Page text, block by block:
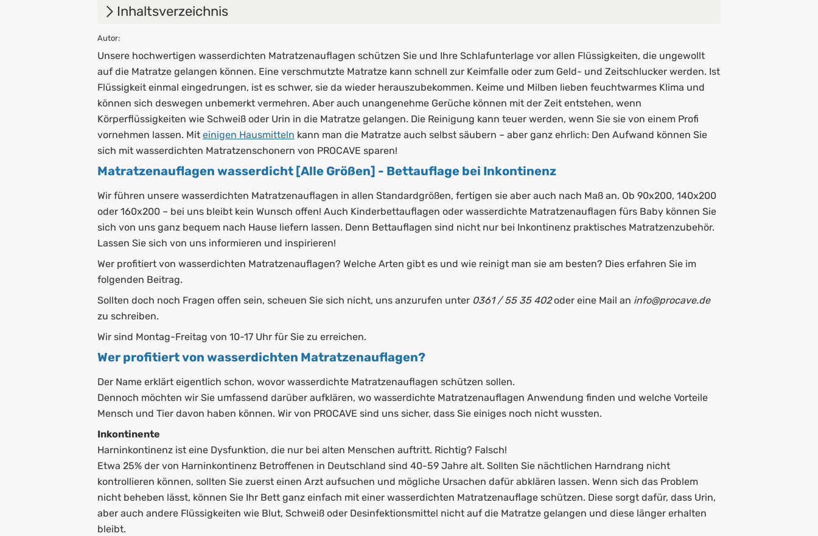
Inhaltsverzeichnis
1.
2.
Wer profitiert von wasserdichten Matratzenauflagen?
2.1 Inkontinente
2.2 Schwangere
2.4 Haustiere
2.5 Kranken- und Altenpfleger
Vorteile wasserdichter Matratzenauflagen
4.
Anwendung von wasserdichten Matratzenauflagen
5. Diese Arten haben wir im Sortiment
5.1 Stecklaken
5.2 Matratzenbezüge
7. Wasserdichte Matratzenauflagen als Schutz vor Flüssigkeiten
8.1 Auslüften
8.2 Waschen
9. Zusammenfassung
Autor:
Unsere hochwertigen wasserdichten Matratzenauflagen schützen Sie und Ihre Schlafunterlage vor allen Flüssigkeiten, die ungewollt
auf die Matratze gelangen können. Eine verschmutzte Matratze kann schnell zur Keimfalle oder zum Geld- und Zeitschlucker werden. Ist
Flüssigkeit einmal eingedrungen, ist es schwer, sie da wieder herauszubekommen. Keime und Milben lieben feuchtwarmes Klima und
können sich deswegen unbemerkt vermehren. Aber auch unangenehme Gerüche können mit der Zeit entstehen, wenn
Körperflüssigkeiten wie Schweiß oder Urin in die Matratze gelangen. Die Reinigung kann teuer werden, wenn Sie sie von einem Profi
vornehmen lassen. Mit einigen Hausmitteln kann man die Matratze auch selbst säubern – aber ganz ehrlich: Den Aufwand können Sie
sich mit wasserdichten Matratzenschonern von PROCAVE sparen!
Matratzenauflagen wasserdicht [Alle Größen] - Bettauflage bei Inkontinenz
Wir führen unsere wasserdichten Matratzenauflagen in allen Standardgrößen, fertigen sie aber auch nach Maß an. Ob 90x200, 140x200
oder 160x200 – bei uns bleibt kein Wunsch offen! Auch Kinderbettauflagen oder wasserdichte Matratzenauflagen fürs Baby können Sie
sich von uns ganz bequem nach Hause liefern lassen. Denn Bettauflagen sind nicht nur bei Inkontinenz praktisches Matratzenzubehör.
Lassen Sie sich von uns informieren und inspirieren!
Wer profitiert von wasserdichten Matratzenauflagen? Welche Arten gibt es und wie reinigt man sie am besten? Dies erfahren Sie im
folgenden Beitrag.
Sollten doch noch Fragen offen sein, scheuen Sie sich nicht, uns anzurufen unter 0361 / 55 35 402oder eine Mail an info@procave.de
zu schreiben.
Wir sind Montag-Freitag von 10-17 Uhr für Sie zu erreichen.
Wer profitiert von wasserdichten Matratzenauflagen?
Der Name erklärt eigentlich schon, wovor wasserdichte Matratzenauflagen schützen sollen.
Dennoch möchten wir Sie umfassend darüber aufklären, wo wasserdichte Matratzenauflagen Anwendung finden und welche Vorteile
Mensch und Tier davon haben können. Wir von PROCAVE sind uns sicher, dass Sie einiges noch nicht wussten.
Inkontinente
Harninkontinenz ist eine Dysfunktion, die nur bei alten Menschen auftritt. Richtig? Falsch!
Etwa 25% der von Harninkontinenz Betroffenen in Deutschland sind 40-59 Jahre alt. Sollten Sie nächtlichen Harndrang nicht
kontrollieren können, sollten Sie zuerst einen Arzt aufsuchen und mögliche Ursachen dafür abklären lassen. Wenn sich das Problem
nicht beheben lässt, können Sie Ihr Bett ganz einfach mit einer wasserdichten Matratzenauflage schützen. Diese sorgt dafür, dass Urin,
aber auch andere Flüssigkeiten wie Blut, Schweiß oder Desinfektionsmittel nicht auf die Matratze gelangen und diese länger erhalten
bleibt.